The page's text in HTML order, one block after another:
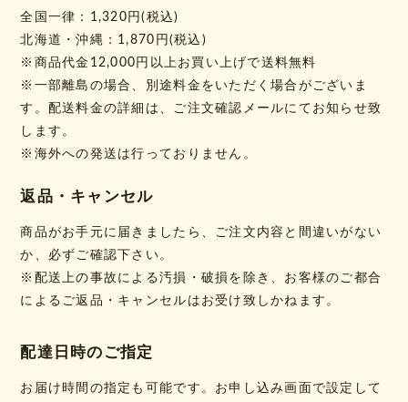
全国一律：1,320円(税込)
北海道・沖縄：1,870円(税込)
※商品代金12,000円以上お買い上げで送料無料
※一部離島の場合、別途料金をいただく場合がございま
す。配送料金の詳細は、ご注文確認メールにてお知らせ致
します。
※海外への発送は行っておりません。
返品・キャンセル
商品がお手元に届きましたら、ご注文内容と間違いがない
か、必ずご確認下さい。
※配送上の事故による汚損・破損を除き、お客様のご都合
によるご返品・キャンセルはお受け致しかねます。
配達日時のご指定
お届け時間の指定も可能です。お申し込み画面で設定して